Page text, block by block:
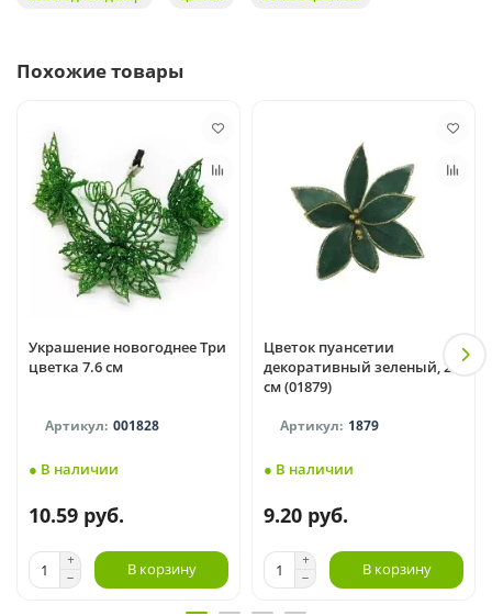
Похожие товары
Украшение новогоднее Три
цветка 7.6 см
001828
● В наличии
10.59 руб.
В корзину
Цветок пуансетии
декоративный зеленый, 29
см (01879)
1879
● В наличии
9.20 руб.
В корзину